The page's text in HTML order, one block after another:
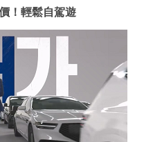
！輕鬆自駕遊